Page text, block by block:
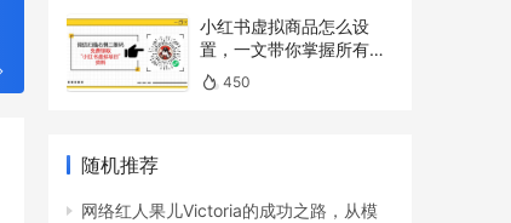
小红书虚拟商品怎么设
置，一文带你掌握所有操
作 450
随机推荐
网络红人果儿Victoria的成功之路，从模